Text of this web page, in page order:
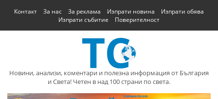
Контакт За нас За реклама Изпрати новина
Изпрати обява
Изпрати събитие
Поверителност
Новини, анализи, коментари и полезна информация от България
и Света! Четен в над 100 страни по света.